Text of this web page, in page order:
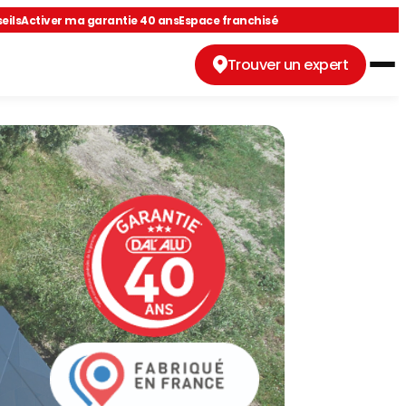
Activer ma garantie 40 ansEspace franchisé
Trouver un expert
et du